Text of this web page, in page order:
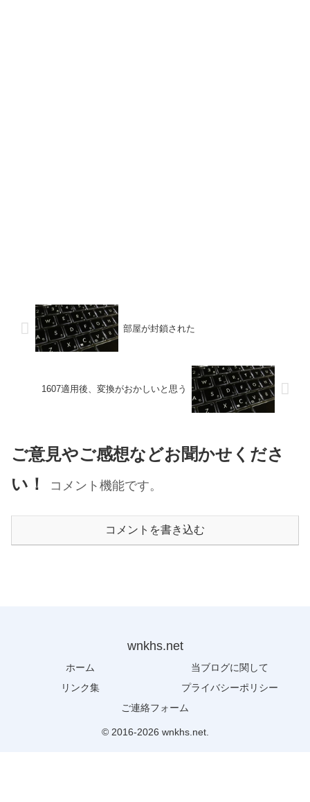
部屋が封鎖された
1607適用後、変換がおかしいと思う
ご意見やご感想などお聞かせくださ
い！
コメント機能です。
コメントを書き込む
wnkhs.net
ホーム
当ブログに関して
リンク集
プライバシーポリシー
ご連絡フォーム
© 2016-2026 wnkhs.net.